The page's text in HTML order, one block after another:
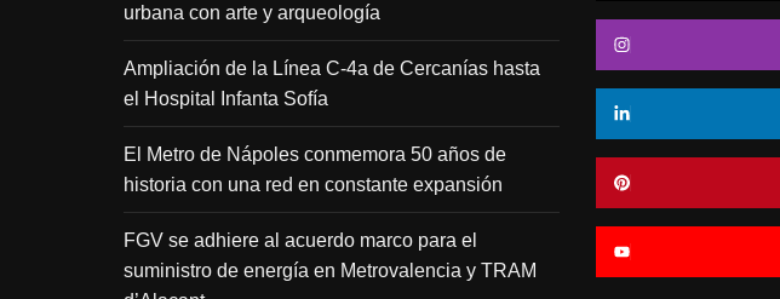
urbana con arte y arqueología
Ampliación de la Línea C-4a de Cercanías hasta
el Hospital Infanta Sofía
El Metro de Nápoles conmemora 50 años de
historia con una red en constante expansión
FGV se adhiere al acuerdo marco para el
suministro de energía en Metrovalencia y TRAM